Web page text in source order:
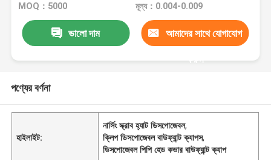
MOQ：5000 মূল্য：0.004-0.009
ভালো দাম আমাদের সাথে যোগাযোগ
করুন
পণ্যের বর্ণনা
হাইলাইট:
নার্সিং স্ক্রাব হ্যাট ডিসপোজেবল,
ক্লিপ ডিসপোজেবল বাউফ্যান্ট ক্যাপস,
ডিসপোজেবল পিপি হেড কভার বাউফ্যান্ট ক্যাপ